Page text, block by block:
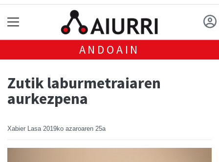
ANDOAIN
Zutik laburmetraiaren
aurkezpena
Xabier Lasa 2019ko azaroaren 25a